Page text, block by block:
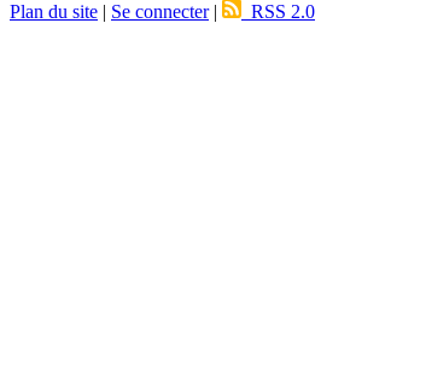
Plan du site | Se connecter| RSS 2.0